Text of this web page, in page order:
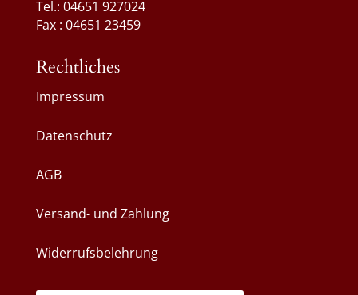
Tel.: 04651 927024
Fax : 04651 23459
Rechtliches
Impressum
Datenschutz
AGB
Versand- und Zahlung
Widerrufsbelehrung